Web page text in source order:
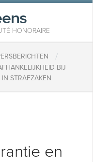
HONORAIRE
/
BIJ
STRAFZAKEN
en